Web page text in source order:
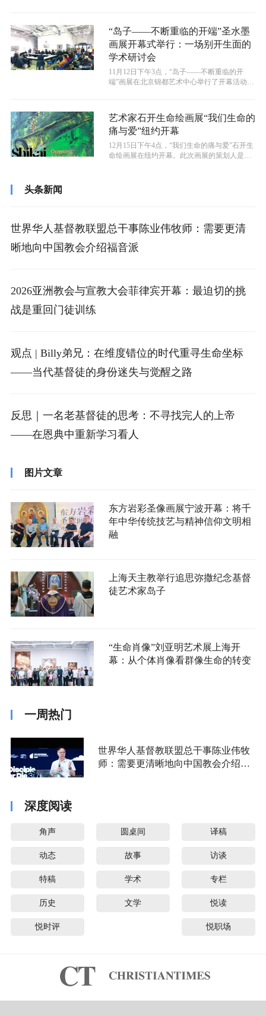
“岛子——不断重临的开端”圣水墨
画展开幕式举行：一场别开生面的
学术研讨会
11月12日下午3点，“岛子——不断重临的开
端”画展在北京锦都艺术中心举行了开幕活动，
艺术家石开生命绘画展“我们生命的
痛与爱”纽约开幕
12月15日下午4点，“我们生命的痛与爱”石开生
命绘画展在纽约开幕。此次画展的策划人是郝
头条新闻
世界华人基督教联盟总干事陈业伟牧师：需要更清
晰地向中国教会介绍福音派
2026亚洲教会与宣教大会菲律宾开幕：最迫切的挑
战是重回门徒训练
观点 | Billy弟兄：在维度错位的时代重寻生命坐标
——当代基督徒的身份迷失与觉醒之路
反思｜一名老基督徒的思考：不寻找完人的上帝
——在恩典中重新学习看人
图片文章
东方岩彩圣像画展宁波开幕：将千
年中华传统技艺与精神信仰文明相
融
上海天主教举行追思弥撒纪念基督
徒艺术家岛子
“生命肖像”刘亚明艺术展上海开
幕：从个体肖像看群像生命的转变
一周热门
世界华人基督教联盟总干事陈业伟牧
师：需要更清晰地向中国教会介绍福
深度阅读
角声 圆桌间 译稿
动态 故事 访谈
特稿 学术 专栏
历史 文学 悦读
悦时评 悦职场